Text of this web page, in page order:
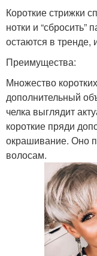
Короткие стрижки
нотки и “сбросить”
остаются в тренде,
Преимущества:
Множество
дополнительный
челка выглядит
короткие пряди
окрашивание. Оно
волосам.